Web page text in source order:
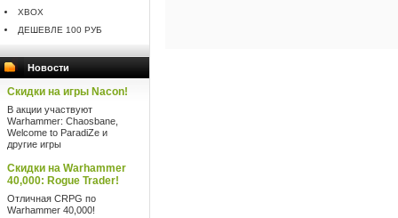
XBOX
ДЕШЕВЛЕ 100 РУБ
Новости
Скидки на игры Nacon!
В акции участвуют
Warhammer: Chaosbane,
Welcome to ParadiZe и
другие игры
Скидки на Warhammer
40,000: Rogue Trader!
Отличная CRPG по
Warhammer 40,000!